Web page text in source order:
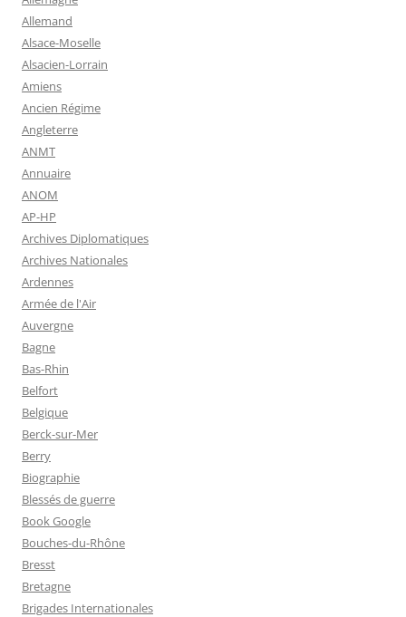
Allemand
Alsace-Moselle
Alsacien-Lorrain
Amiens
Ancien Régime
Angleterre
ANMT
Annuaire
ANOM
AP-HP
Archives Diplomatiques
Archives Nationales
Ardennes
Armée de l'Air
Auvergne
Bagne
Bas-Rhin
Belfort
Belgique
Berck-sur-Mer
Berry
Biographie
Blessés de guerre
Book Google
Bouches-du-Rhône
Bresst
Bretagne
Brigades Internationales